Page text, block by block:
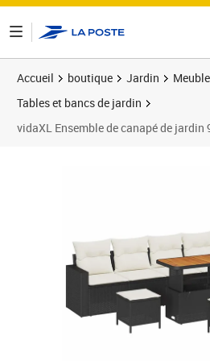
Accueil boutique Jardin
Tables et bancs de jardin
vidaXL Ensemble de canapé de